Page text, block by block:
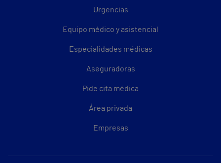
Urgencias
Equipo médico y asistencial
Especialidades médicas
Aseguradoras
Pide cita médica
Área privada
Empresas